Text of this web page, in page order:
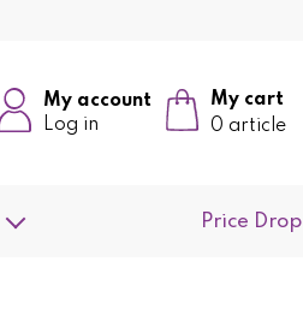
My cart
0 article
My account
Log in
Price Drop